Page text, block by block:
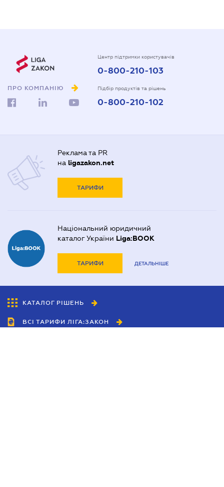
ПРО КОМПАНІЮ
Центр підтримки користувачів
0-800-210-103
Підбір продуктів та рішень
0-800-210-102
Реклама та PR
на ligazakon.net
ТАРИФИ
Національний юридичний
каталог України Liga:BOOK
ТАРИФИ ДЕТАЛЬНІШЕ
КАТАЛОГ РІШЕНЬ
ВСІ ТАРИФИ ЛІГА:ЗАКОН